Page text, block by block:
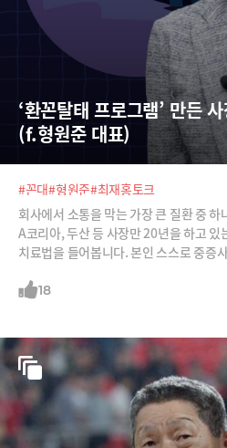
‘환꼰탈태 프로그램’ 만든
(f.형원준 대표)
#꼰대#형원준#최재홍토크
회사에서 소통을 막는 가장 큰 질환 중
A코리아, 두산 등 사장만 20년을 하고
치료법을 들어봅니다. 본인 스스로 중증
다고 합니다. 어떤 치료법일까요?
18